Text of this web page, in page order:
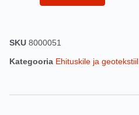
SKU 8000051
Kategooria Ehituskile ja geotekstiil